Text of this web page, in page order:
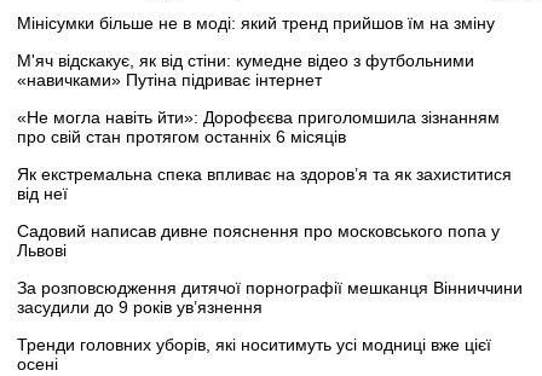
Мінісумки більше не в моді: який тренд прийшов їм на зміну
М'яч відскакує, як від стіни: кумедне відео з футбольними
«навичками» Путіна підриває інтернет
«Не могла навіть йти»: Дорофєєва приголомшила зізнанням
про свій стан протягом останніх 6 місяців
Як екстремальна спека впливає на здоров’я та як захиститися
від неї
Садовий написав дивне пояснення про московського попа у
Львові
За розповсюдження дитячої порнографії мешканця Вінниччини
засудили до 9 років ув’язнення
Тренди головних уборів, які носитимуть усі модниці вже цієї
осені